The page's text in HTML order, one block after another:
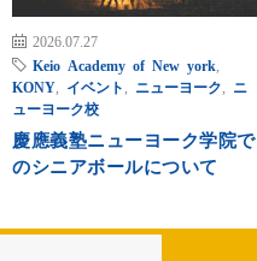
2026.07.27
Keio Academy of New york
KONY
イベント ニューヨーク
ニ
ューヨーク校
慶應義塾ニューヨーク学院で
のシニアボールについて